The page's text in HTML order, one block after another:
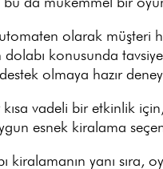
olarak müşteri
konusunda
olmaya hazır
kısa vadeli bir etkinlik
esnek kiralama
kiralamanın yanı sıra,